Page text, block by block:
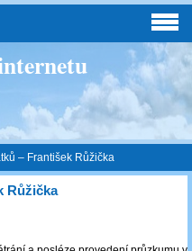
‒ František Růžička
Růžička